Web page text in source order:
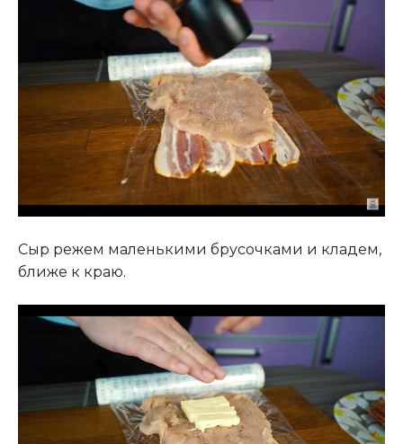
Сыр режем маленькими брусочками и кладем,
ближе к краю.